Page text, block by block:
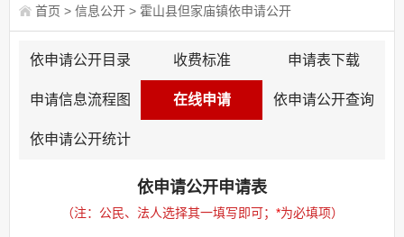
首页 > 信息公开 > 霍山县但家庙镇依申请公开
依申请公开目录 收费标准 申请表下载
申请信息流程图 在线申请 依申请公开查询
依申请公开统计
依申请公开申请表
（注：公民、法人选择其一填写即可； *为必填项）